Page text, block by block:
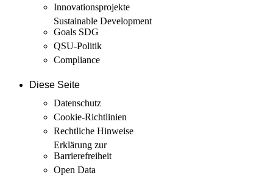
Innovations­projekte
Sustainable Development
Goals SDG
QSU-Politik
Compliance
Diese Seite
Datenschutz
Cookie-Richtlinien
Rechtliche Hinweise
Erklärung zur
Barrierefreiheit
Open Data